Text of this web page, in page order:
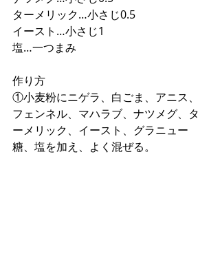
ターメリック…小さじ0.5
イースト…小さじ1
塩…一つまみ
作り方
①小麦粉にニゲラ、白ごま、アニス、
フェンネル、マハラブ、ナツメグ、タ
ーメリック、イースト、グラニュー
糖、塩を加え、よく混ぜる。